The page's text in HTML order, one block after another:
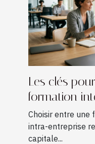
Les clés
formation
Choisir entre une
intra-entreprise
capitale...